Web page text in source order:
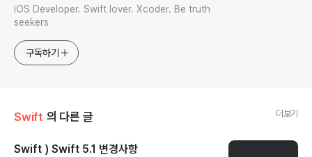
iOS Developer. Swift lover. Xcoder. Be truth
seekers
구독하기
Swift 의 다른 글 더보기
Swift ) Swift 5.1 변경사항